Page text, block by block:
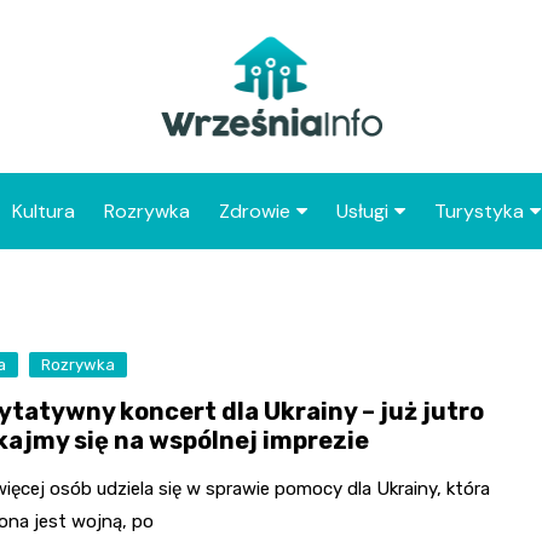
Kultura Rozrywka Zdrowie Usługi Turystyka
Atrakcje
Zabytki
powiatu
Rozrywka
koncert dla Ukrainy – już jutro
się na wspólnej imprezie
osób udziela się w sprawie pomocy dla Ukrainy, która
jest wojną, po